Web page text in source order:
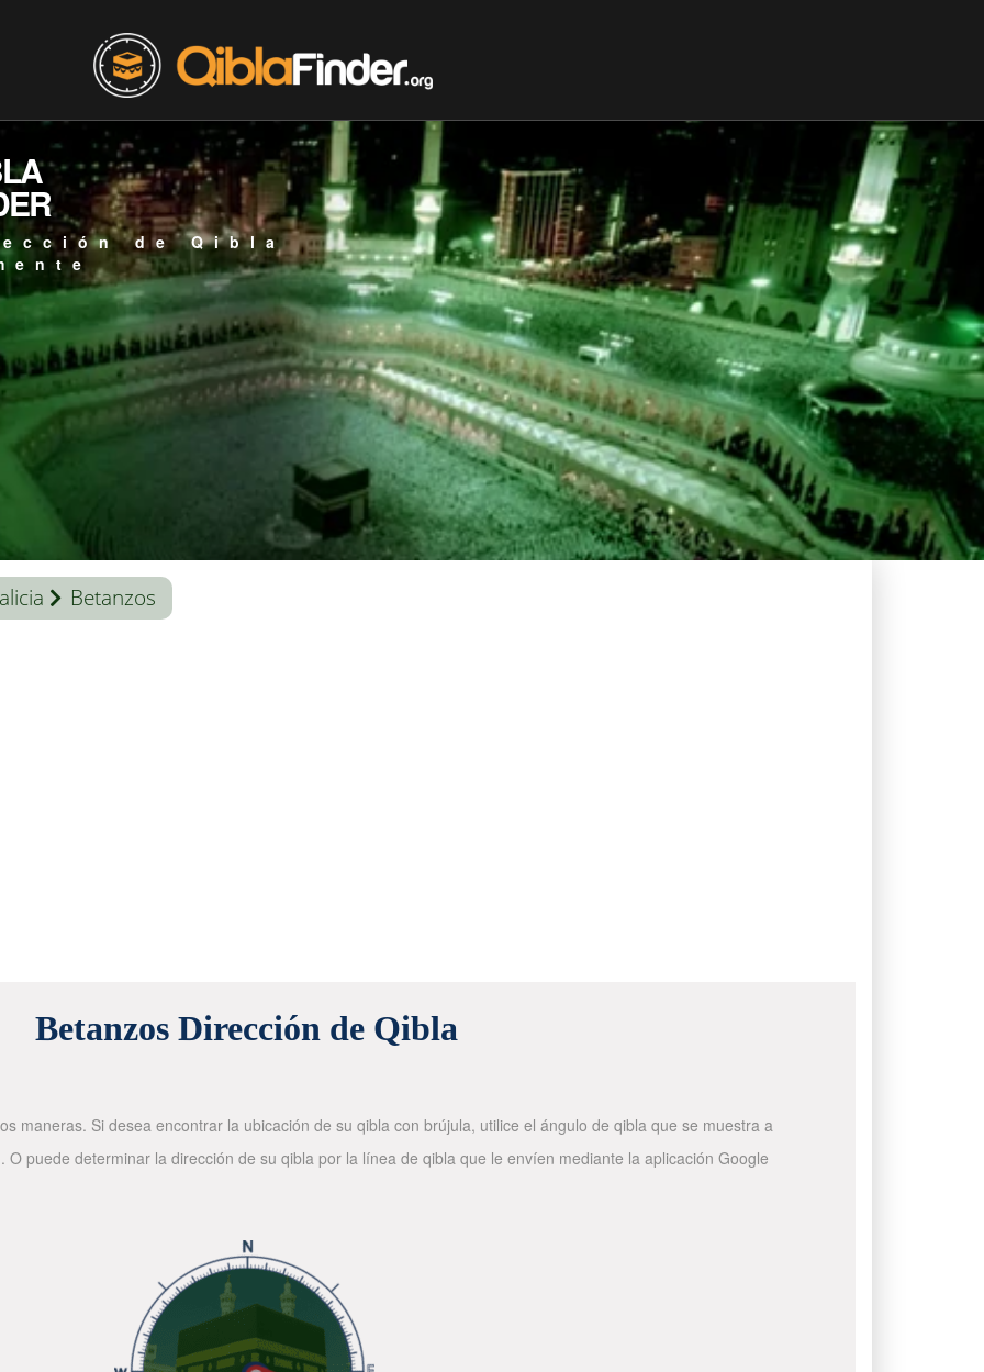
de Qibla
Betanzos
Betanzos Dirección de Qibla
maneras. Si desea encontrar la ubicación de su qibla con brújula, utilice el ángulo de qibla que se muestra a
puede determinar la dirección de su qibla por la línea de qibla que le envíen mediante la aplicación Google